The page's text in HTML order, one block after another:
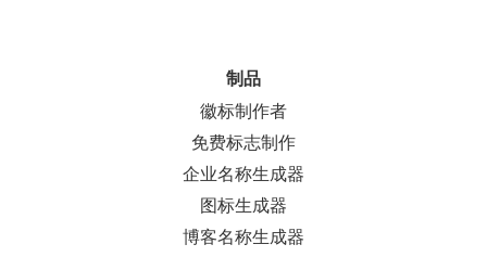
制品
徽标制作者
免费标志制作
企业名称生成器
图标生成器
博客名称生成器